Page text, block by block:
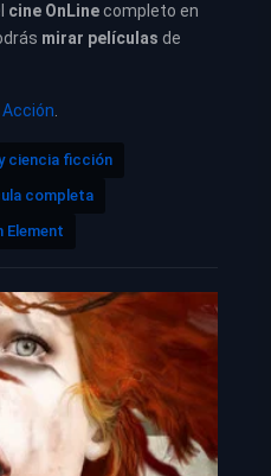
cine OnLinecompleto en
mirar películas de
ciencia ficción
completa
Element